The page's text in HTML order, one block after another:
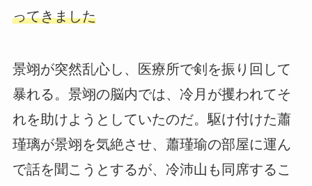
ってきました
景翊が突然乱心し、医療所で剣を振り回して
暴れる。景翊の脳内では、冷月が攫われてそ
れを助けようとしていたのだ。駆け付けた蕭
瑾璃が景翊を気絶させ、蕭瑾瑜の部屋に運ん
で話を聞こうとするが、冷沛山も同席するこ